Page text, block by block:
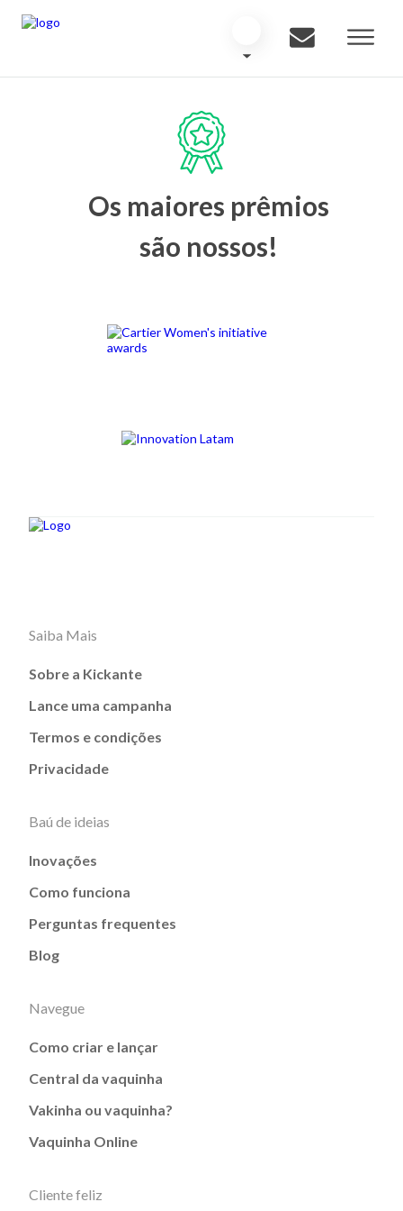
Os maiores prêmios
são nossos!
Saiba Mais
Sobre a Kickante
Lance uma campanha
Termos e condições
Privacidade
Baú de ideias
Inovações
Como funciona
Perguntas frequentes
Blog
Navegue
Como criar e lançar
Central da vaquinha
Vakinha ou vaquinha?
Vaquinha Online
Cliente feliz